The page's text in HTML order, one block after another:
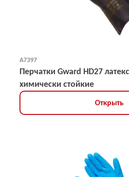
А7397
Перчатки Gward HD27
химически стойкие
Открыть